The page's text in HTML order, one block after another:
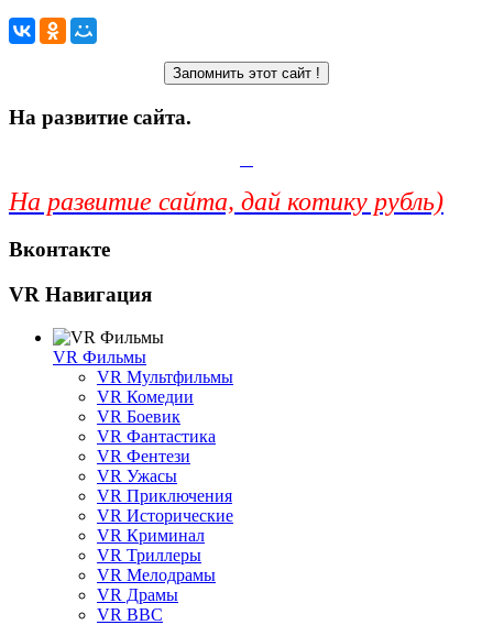
На развитие сайта.
На развитие сайта, дай котику рубль)
Вконтакте
VR Навигация
VR Фильмы
VR Мультфильмы
VR Комедии
VR Боевик
VR Фантастика
VR Фентези
VR Ужасы
VR Приключения
VR Исторические
VR Криминал
VR Триллеры
VR Мелодрамы
VR Драмы
VR BBC